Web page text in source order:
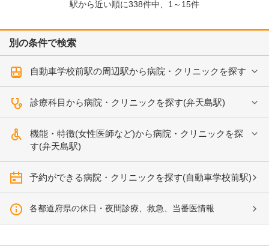
駅から近い順に338件中、 1～15件
別の条件で検索
自動車学校前駅の周辺駅から病院・クリニックを探す
診療科目から病院・クリニックを探す(弁天島駅)
機能・特徴(女性医師など)から病院・クリニックを探
す(弁天島駅)
予約ができる病院・クリニックを探す(自動車学校前駅)
各都道府県の休日・夜間診療、救急、当番医情報